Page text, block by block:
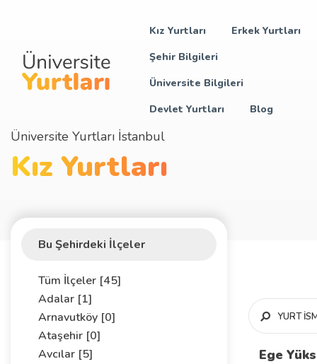
Kız Yurtları
Erkek Yurtları
Şehir Bilgileri
Üniversite Bilgileri
Devlet Yurtları
Blog
Üniversite Yurtları İstanbul
Kız Yurtları
Bu Şehirdeki İlçeler
Tüm İlçeler [45]
Adalar [1]
Arnavutköy [0]
Ataşehir [0]
Avcılar [5]
Ege